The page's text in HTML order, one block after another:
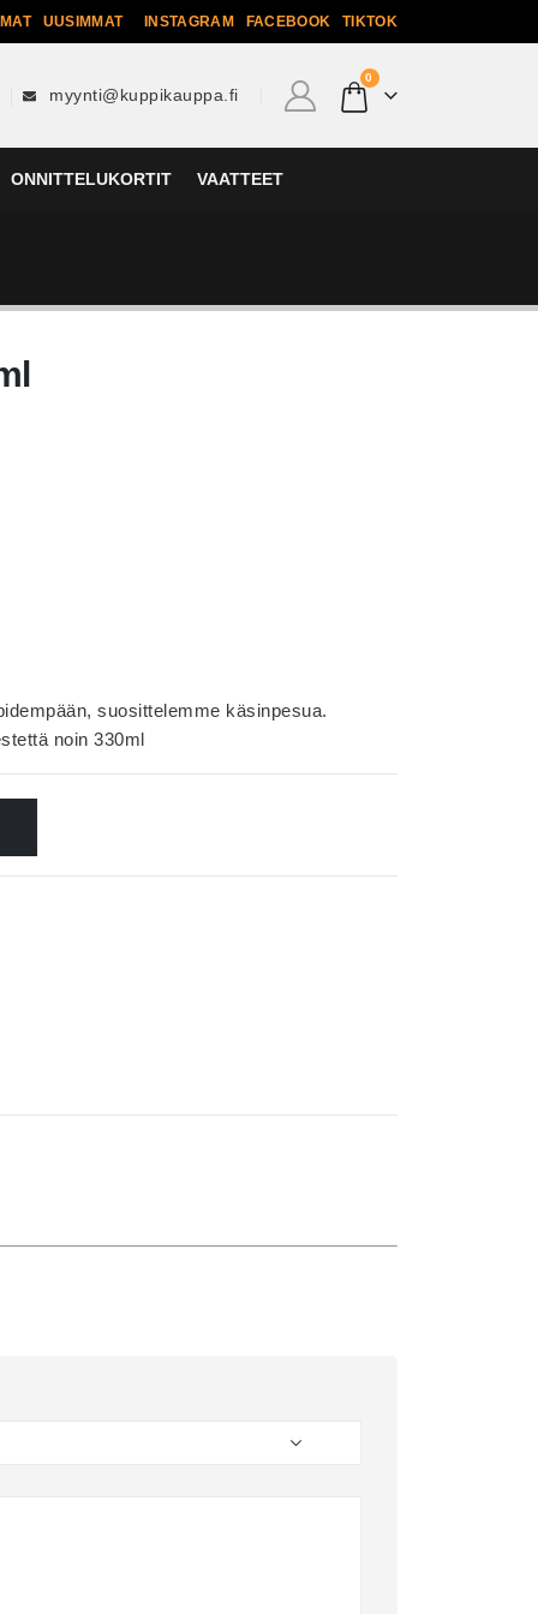
UUSIMMAT INSTAGRAM FACEBOOK TIKTOK
myynti@kuppikauppa.fi
0
ONNITTELUKORTIT VAATTEET
suosittelemme käsinpesua.
noin 330ml